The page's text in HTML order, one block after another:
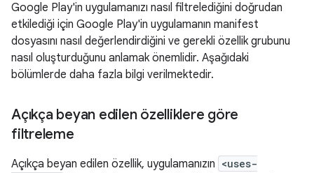
Google Play'in uygulamanızı nasıl filtrelediğini doğrudan
etkilediği için Google Play'in uygulamanın manifest
dosyasını nasıl değerlendirdiğini ve gerekli özellik grubunu
nasıl oluşturduğunu anlamak önemlidir. Aşağıdaki
bölümlerde daha fazla bilgi verilmektedir.
Açıkça beyan edilen özelliklere göre
filtreleme
Açıkça beyan edilen özellik, uygulamanızın <uses-